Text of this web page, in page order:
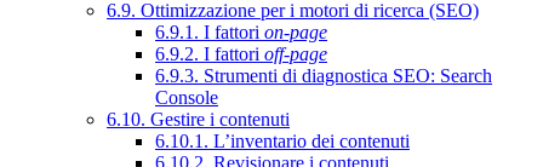
6.9. Ottimizzazione per i motori di ricerca (SEO)
6.9.1. I fattori on-page
6.9.2. I fattori off-page
6.9.3. Strumenti di diagnostica SEO: Search
Console
6.10. Gestire i contenuti
6.10.1. L’inventario dei contenuti
6.10.2. Revisionare i contenuti